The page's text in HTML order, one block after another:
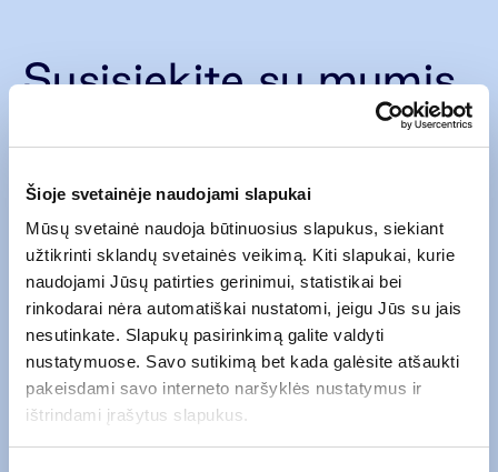
Šioje svetainėje naudojami slapukai
Mūsų svetainė naudoja būtinuosius slapukus, siekiant
užtikrinti sklandų svetainės veikimą. Kiti slapukai, kurie
naudojami Jūsų patirties gerinimui, statistikai bei
rinkodarai nėra automatiškai nustatomi, jeigu Jūs su jais
nesutinkate. Slapukų pasirinkimą galite valdyti
nustatymuose. Savo sutikimą bet kada galėsite atšaukti
pakeisdami savo interneto naršyklės nustatymus ir
ištrindami įrašytus slapukus.
Susisiekite su mumis